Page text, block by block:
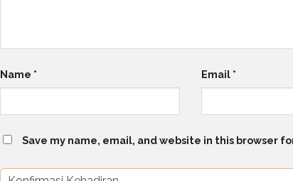
Name * Email *
Save my name, email, and website in this browser